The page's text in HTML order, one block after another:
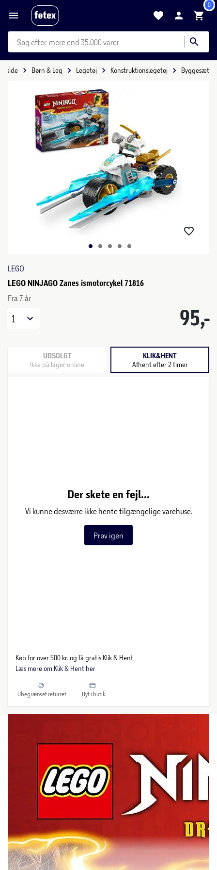
0
mere end 35.000 varer
Børn & Leg Legetøj Konstruktionslegetøj Byggesæt
LEGO
LEGO NINJAGO Zanes ismotorcykel 71816
Fra 7 år
95,-
1
UDSOLGT
Ikke på lager online
KLIK&HENT
Afhent efter 2 timer
Der skete en fejl...
Vi kunne desværre ikke hente tilgængelige varehuse.
Prøv igen
Køb for over 500 kr. og få gratis Klik & Hent
Læs mere om Klik & Hent her
Ubegrænset returret Byt i butik